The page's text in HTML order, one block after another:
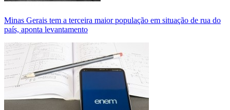
Minas Gerais tem a terceira maior população em situação de rua do
país, aponta levantamento